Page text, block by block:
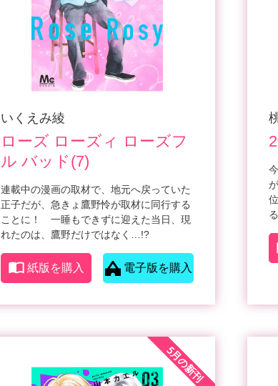
いくえみ綾
ローズ ローズィ ローズフ
ル バッド(7)
連載中の漫画の取材で、地元へ戻っていた
正子だが、急きょ鷹野怜が取材に同行する
ことに！ 一睡もできずに迎えた当日、現
れたのは、鷹野だけではなく…!?
紙版を購入 電子版を購入
5月の新刊